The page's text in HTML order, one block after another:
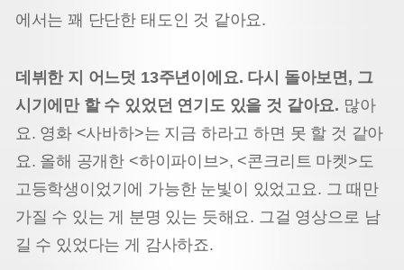
에서는 꽤 단단한 태도인 것 같아요.
데뷔한 지 어느덧 13주년이에요. 다시 돌아보면, 그
시기에만 할 수 있었던 연기도 있을 것 같아요. 많아
요. 영화 <사바하>는 지금 하라고 하면 못 할 것 같아
요. 올해 공개한 <하이파이브>, <콘크리트 마켓>도
고등학생이었기에 가능한 눈빛이 있었고요. 그 때만
가질 수 있는 게 분명 있는 듯해요. 그걸 영상으로 남
길 수 있었다는 게 감사하죠.